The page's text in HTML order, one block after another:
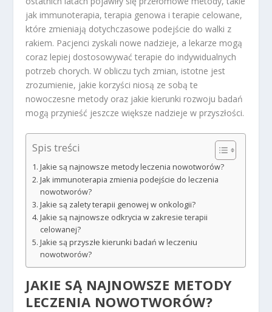
jak immunoterapia, terapia genowa i terapie celowane,
które zmieniają dotychczasowe podejście do walki z
rakiem. Pacjenci zyskali nowe nadzieje, a lekarze mogą
coraz lepiej dostosowywać terapie do indywidualnych
potrzeb chorych. W obliczu tych zmian, istotne jest
zrozumienie, jakie korzyści niosą ze sobą te
nowoczesne metody oraz jakie kierunki rozwoju badań
mogą przynieść jeszcze większe nadzieje w przyszłości.
Spis treści
Jakie są najnowsze metody leczenia nowotworów?
Jak immunoterapia zmienia podejście do leczenia
nowotworów?
Jakie są zalety terapii genowej w onkologii?
Jakie są najnowsze odkrycia w zakresie terapii
celowanej?
Jakie są przyszłe kierunki badań w leczeniu
nowotworów?
JAKIE SĄ NAJNOWSZE METODY
LECZENIA NOWOTWORÓW?